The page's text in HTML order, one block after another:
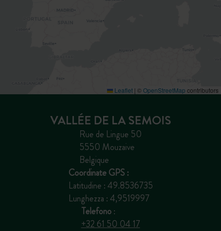
Leaflet | ©OpenStreetMap contributors
VALLÉE DE LA SEMOIS
Rue de Lingue 50
5550 Mouzaive
Belgique
Coordinate GPS :
Latitudine : 49.8536735
Lunghezza : 4,9519997
Telefono:
+32 61 50 04 17